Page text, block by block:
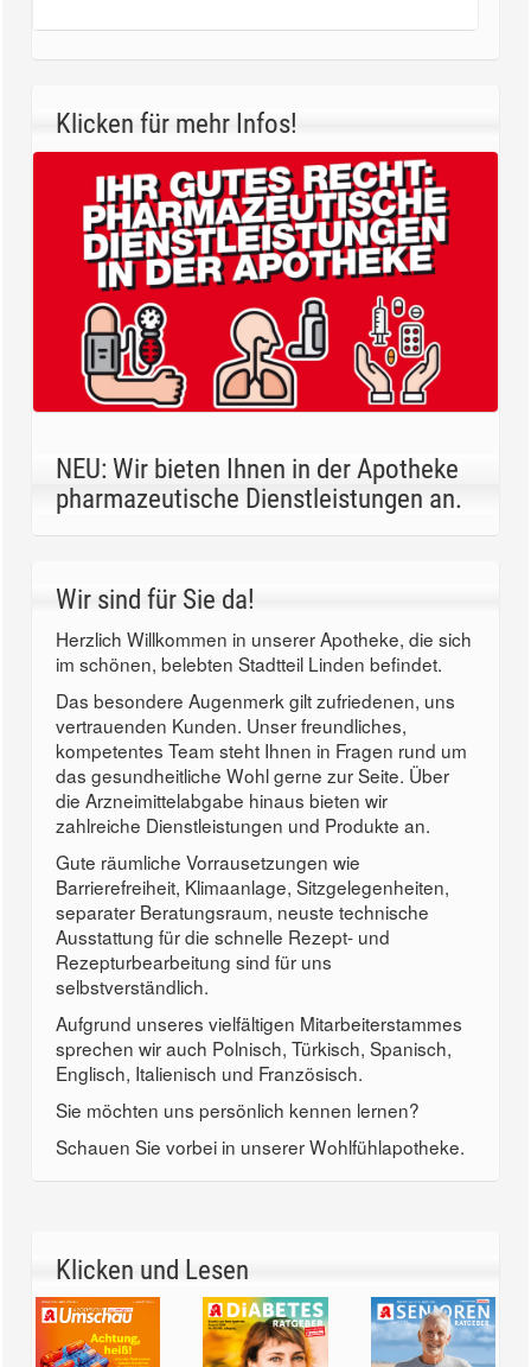
Klicken für mehr Infos!
NEU: Wir bieten Ihnen in der Apotheke
pharmazeutische Dienstleistungen an.
Wir sind für Sie da!
Herzlich Willkommen in unserer Apotheke, die sich
im schönen, belebten Stadtteil Linden befindet.
Das besondere Augenmerk gilt zufriedenen, uns
vertrauenden Kunden. Unser freundliches,
kompetentes Team steht Ihnen in Fragen rund um
das gesundheitliche Wohl gerne zur Seite. Über
die Arzneimittelabgabe hinaus bieten wir
zahlreiche Dienstleistungen und Produkte an.
Gute räumliche Vorrausetzungen wie
Barrierefreiheit, Klimaanlage, Sitzgelegenheiten,
separater Beratungsraum, neuste technische
Ausstattung für die schnelle Rezept- und
Rezepturbearbeitung sind für uns
selbstverständlich.
Aufgrund unseres vielfältigen Mitarbeiterstammes
sprechen wir auch Polnisch, Türkisch, Spanisch,
Englisch, Italienisch und Französisch.
Sie möchten uns persönlich kennen lernen?
Schauen Sie vorbei in unserer Wohlfühlapotheke.
Klicken und Lesen